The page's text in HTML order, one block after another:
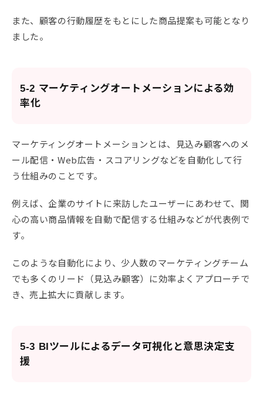
また、顧客の行動履歴をもとにした商品提案も可能となり
ました。
5-2 マーケティングオートメーションによる効
率化
マーケティングオートメーションとは、見込み顧客へのメ
ール配信・Web広告・スコアリングなどを自動化して行
う仕組みのことです。
例えば、企業のサイトに来訪したユーザーにあわせて、関
心の高い商品情報を自動で配信する仕組みなどが代表例で
す。
このような自動化により、少人数のマーケティングチーム
でも多くのリード（見込み顧客）に効率よくアプローチで
き、売上拡大に貢献します。
5-3 BIツールによるデータ可視化と意思決定支
援